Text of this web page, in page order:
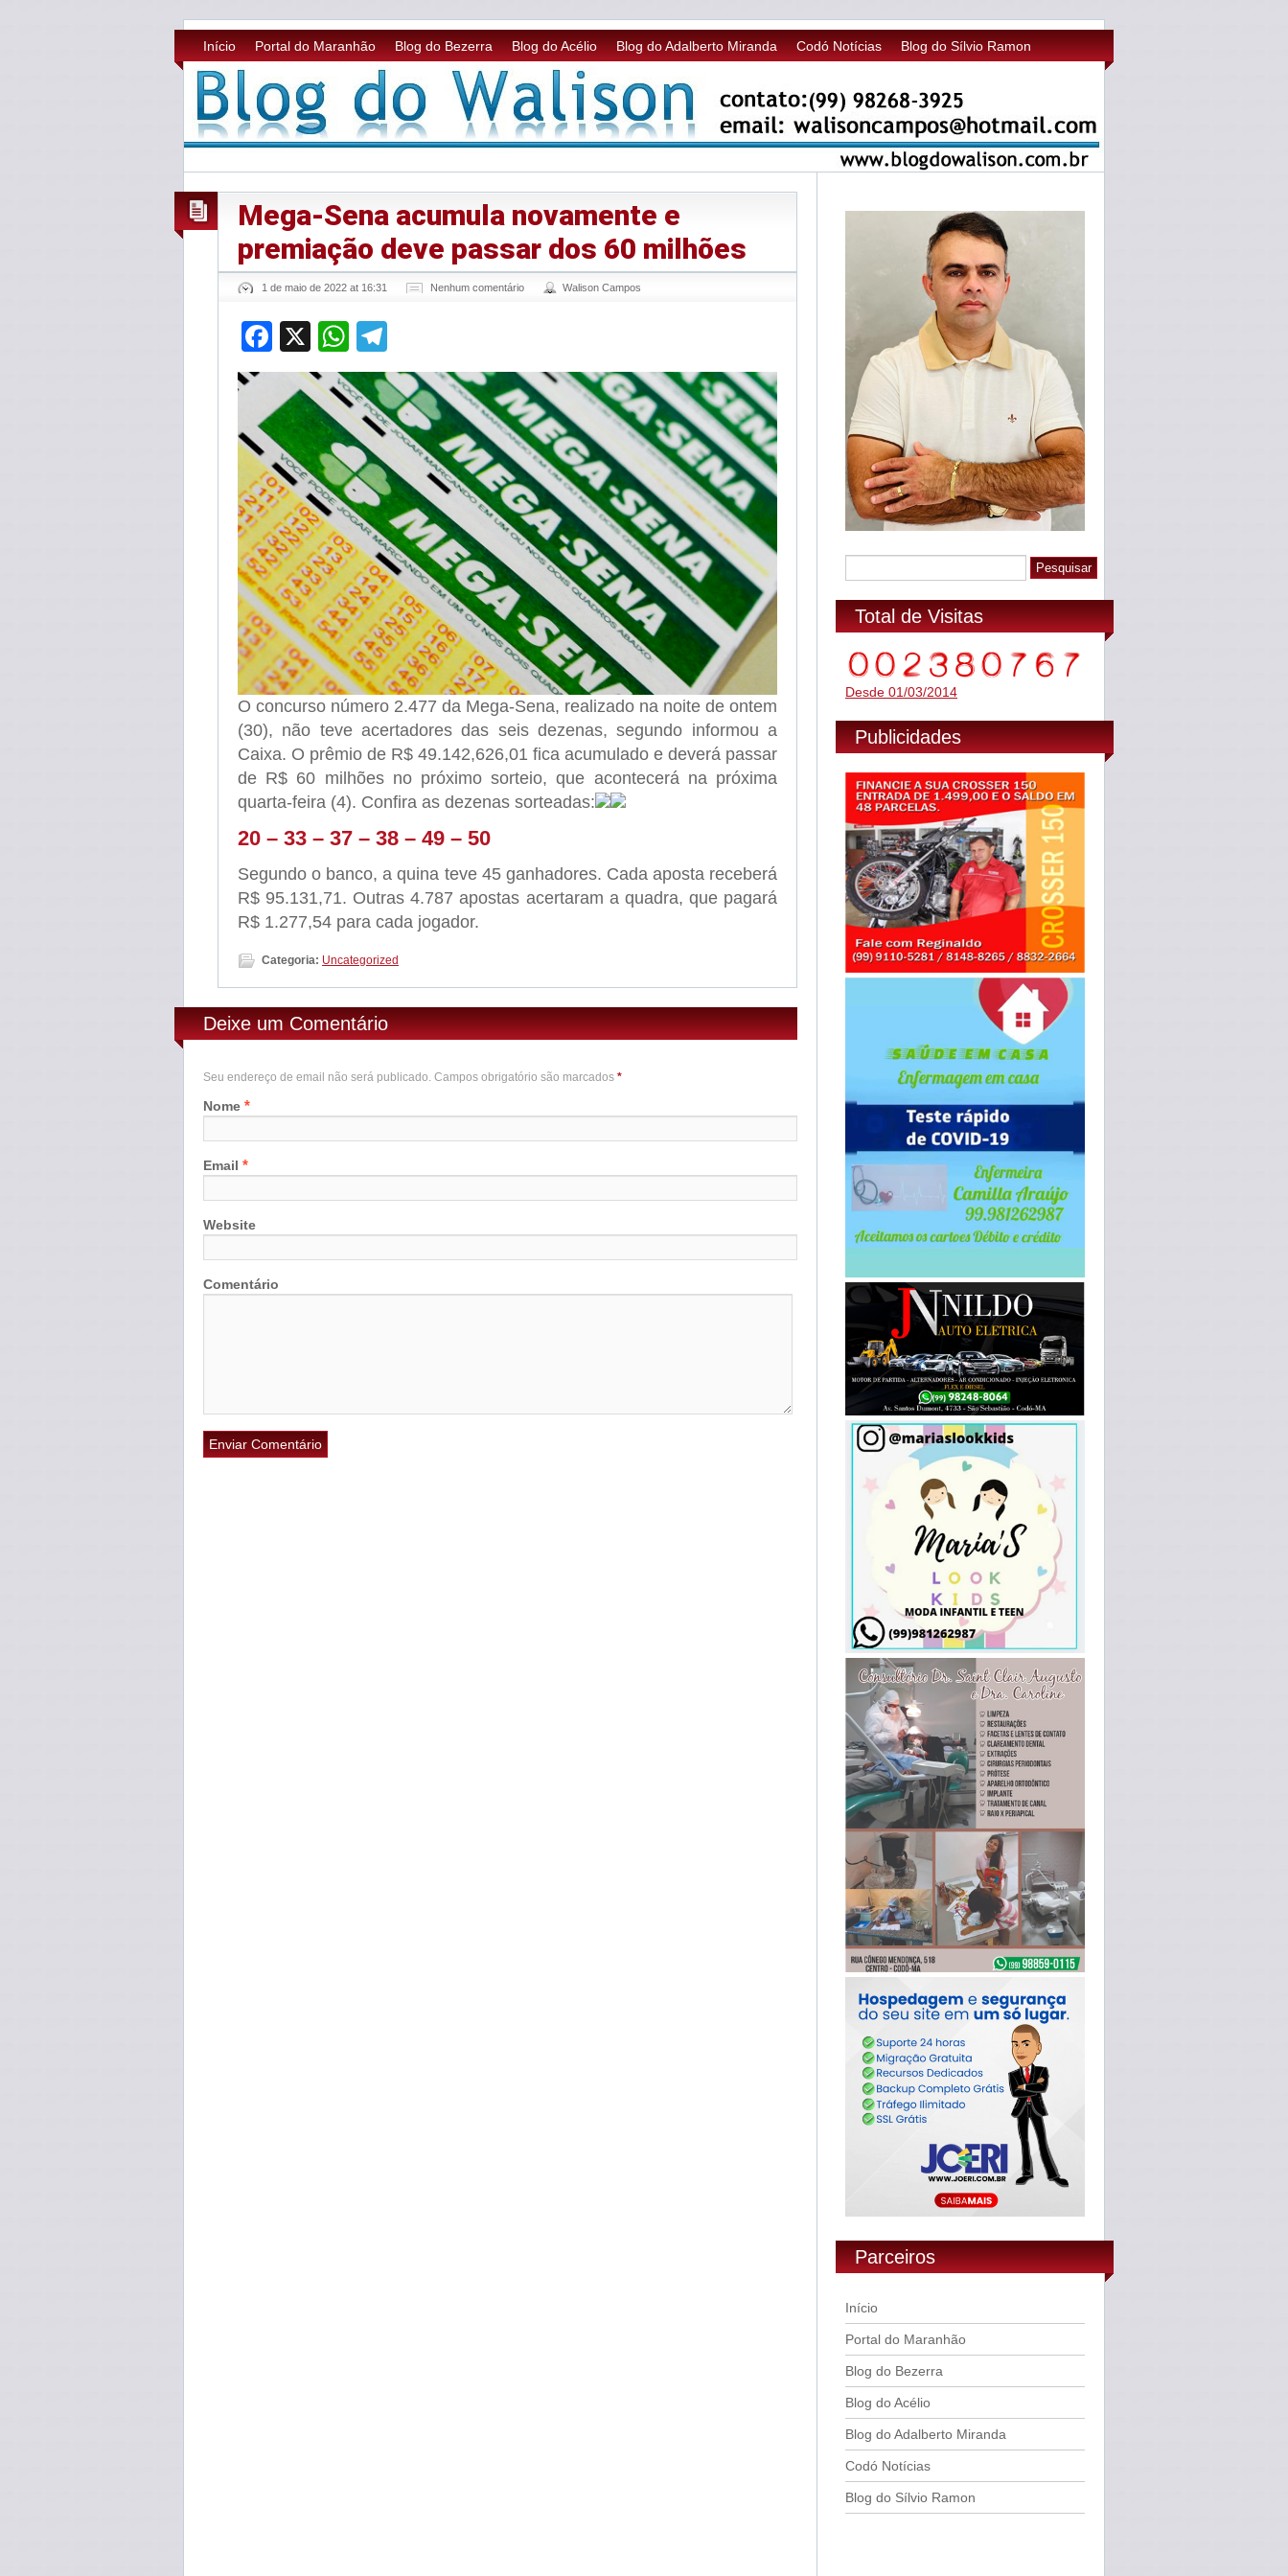
Início Portal do Maranhão Blog do Bezerra Blog do Acélio Blog do Adalberto Miranda Codó Notícias Blog do Sílvio Ramon
Mega-Sena acumula novamente e
premiação deve passar dos 60 milhões
1 de maio de 2022 at 16:31 Nenhum comentário Walison Campos
Facebook
X WhatsApp
O concurso número 2.477 da Mega-Sena, realizado na noite de ontem
(30), não teve acertadores das seis dezenas, segundo informou a
Caixa. O prêmio de R$ 49.142,626,01 fica acumulado e deverá passar
de R$ 60 milhões no próximo sorteio, que acontecerá na próxima
quarta-feira (4). Confira as dezenas sorteadas:
20 – 33 – 37 – 38 – 49 – 50
Segundo o banco, a quina teve 45 ganhadores. Cada aposta receberá
R$ 95.131,71. Outras 4.787 apostas acertaram a quadra, que pagará
R$ 1.277,54 para cada jogador.
Categoria: Uncategorized
Deixe um Comentário
Seu endereço de email não será publicado. Campos obrigatório são marcados *
Nome *
Email *
Website
Comentário
Total de Visitas
Desde 01/03/2014
Publicidades
Parceiros
Início
Portal do Maranhão
Blog do Bezerra
Blog do Acélio
Blog do Adalberto Miranda
Codó Notícias
Blog do Sílvio Ramon